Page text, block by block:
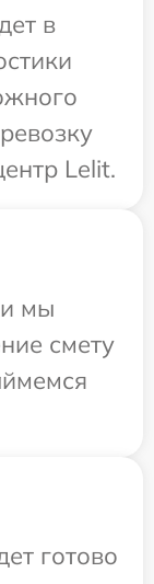
в
Lelit.
мы
смету
готово